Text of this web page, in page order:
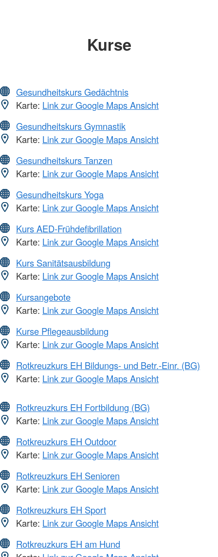
Kurse
Gesundheitskurs Gedächtnis
Karte: Link zur Google Maps Ansicht
Gesundheitskurs Gymnastik
Karte: Link zur Google Maps Ansicht
Gesundheitskurs Tanzen
Karte: Link zur Google Maps Ansicht
Gesundheitskurs Yoga
Karte: Link zur Google Maps Ansicht
Kurs AED-Frühdefibrillation
Karte: Link zur Google Maps Ansicht
Kurs Sanitätsausbildung
Karte: Link zur Google Maps Ansicht
Kursangebote
Karte: Link zur Google Maps Ansicht
Kurse Pflegeausbildung
Karte: Link zur Google Maps Ansicht
Rotkreuzkurs EH Bildungs- und Betr.-Einr. (BG)
Karte: Link zur Google Maps Ansicht
Rotkreuzkurs EH Fortbildung (BG)
Karte: Link zur Google Maps Ansicht
Rotkreuzkurs EH Outdoor
Karte: Link zur Google Maps Ansicht
Rotkreuzkurs EH Senioren
Karte: Link zur Google Maps Ansicht
Rotkreuzkurs EH Sport
Karte: Link zur Google Maps Ansicht
Rotkreuzkurs EH am Hund